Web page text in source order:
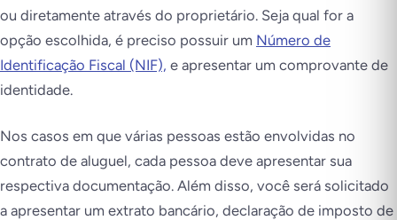
ou diretamente através do proprietário. Seja qual for a
opção escolhida, é preciso possuir um Número de
Identificação Fiscal (NIF), e apresentar um comprovante de
identidade.
Nos casos em que várias pessoas estão envolvidas no
contrato de aluguel, cada pessoa deve apresentar sua
respectiva documentação. Além disso, você será solicitado
a apresentar um extrato bancário, declaração de imposto de